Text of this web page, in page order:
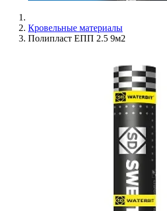
Кровельные материалы
Полипласт ЕПП 2.5 9м2